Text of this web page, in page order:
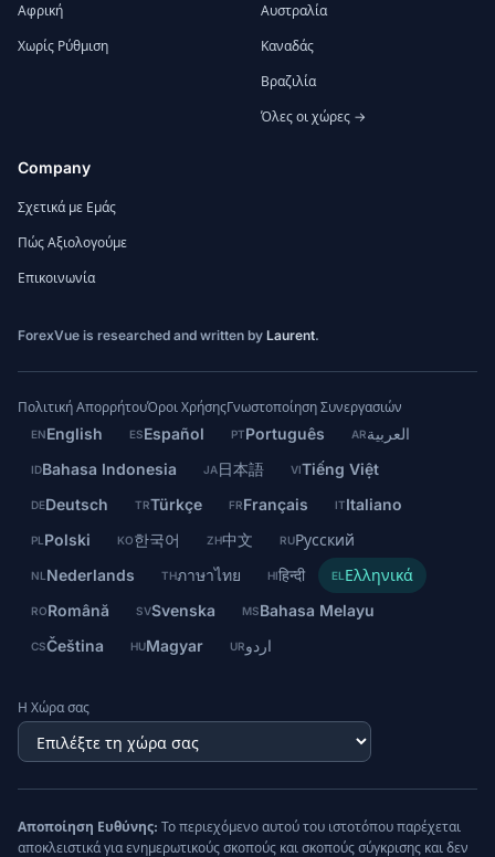
Αφρική
Χωρίς Ρύθμιση
Αυστραλία
Καναδάς
Βραζιλία
Όλες οι χώρες →
Company
Σχετικά με Εμάς
Πώς Αξιολογούμε
Επικοινωνία
ForexVue is researched and written by Laurent.
Πολιτική ΑπορρήτουΌροι ΧρήσηςΓνωστοποίηση Συνεργασιών
ENEnglish ESEspañol PTPortuguês ARالعربية
IDBahasa Indonesia JA日本語 VITiếng Việt
DEDeutsch TRTürkçe FRFrançais ITItaliano
PL Polski KO한국어 ZH中文 RUРусский
NL Nederlands THภาษาไทย HIहिन्दी EL Ελληνικά
RORomână SVSvenska MSBahasa Melayu
CSČeština HUMagyar URاردو
Η Χώρα σας
Αποποίηση Ευθύνης: Το περιεχόμενο αυτού του ιστοτόπου παρέχεται
αποκλειστικά για ενημερωτικούς σκοπούς και σκοπούς σύγκρισης και δεν